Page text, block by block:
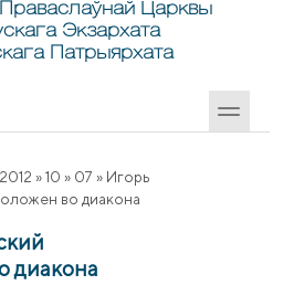
Царквы
Экзархата
Патрыярхата
2012 » 10 » 07 » Игорь
во диакона
диакона